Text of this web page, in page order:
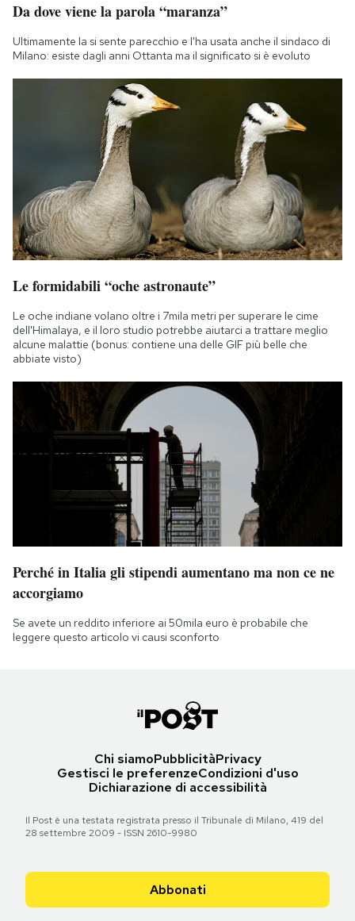
Da dove viene la parola “maranza”
Ultimamente la si sente parecchio e l'ha usata anche il sindaco di
Milano: esiste dagli anni Ottanta ma il significato si è evoluto
Le formidabili “oche astronaute”
Le oche indiane volano oltre i 7mila metri per superare le cime
dell'Himalaya, e il loro studio potrebbe aiutarci a trattare meglio
alcune malattie (bonus: contiene una delle GIF più belle che
abbiate visto)
Perché in Italia gli stipendi aumentano ma non ce ne
accorgiamo
Se avete un reddito inferiore ai 50mila euro è probabile che
leggere questo articolo vi causi sconforto
Chi siamoPubblicitàPrivacy
Gestisci le preferenzeCondizioni d'uso
Dichiarazione di accessibilità
Il Post è una testata registrata presso il Tribunale di Milano, 419 del
28 settembre 2009 - ISSN 2610-9980
Abbonati